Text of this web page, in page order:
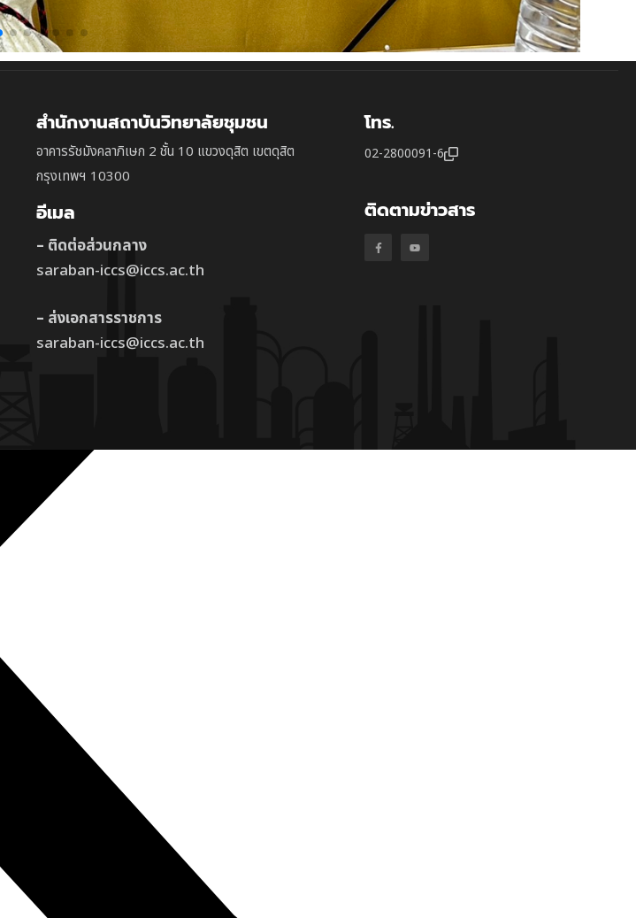
สำนักงานสถาบันวิทยาลัยชุมชน
อาคารรัชมังคลาภิเษก 2 ชั้น 10 แขวงดุสิต เขตดุสิต
กรุงเทพฯ 10300
อีเมล
– ติดต่อส่วนกลาง
saraban-iccs@iccs.ac.th
– ส่งเอกสารราชการ
saraban-iccs@iccs.ac.th
โทร.
02-2800091-6
ติดตามข่าวสาร